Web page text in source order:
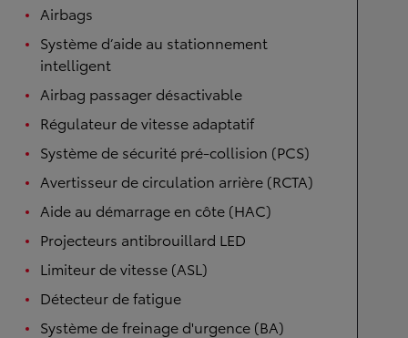
Airbags
Système d’aide au stationnement
intelligent
Airbag passager désactivable
Régulateur de vitesse adaptatif
Système de sécurité pré-collision (PCS)
Avertisseur de circulation arrière (RCTA)
Aide au démarrage en côte (HAC)
Projecteurs antibrouillard LED
Limiteur de vitesse (ASL)
Détecteur de fatigue
Système de freinage d'urgence (BA)